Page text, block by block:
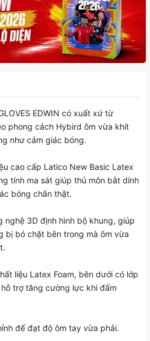
EDWIN có xuất xứ từ
phong cách Hybird ôm vừa khít
như cảm giác bóng.
cao cấp Latico New Basic Latex
tính ma sát giúp thủ môn bắt dính
bóng chân thật.
nghệ 3D định hình bộ khung, giúp
bị bó chặt bên trong mà ôm vừa
liệu Latex Foam, bên dưới có lớp
trợ tăng cường lực khi đấm
để đạt độ ôm tay vừa phải.